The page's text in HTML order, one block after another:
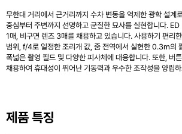
무한대 거리에서 근거리까지 수차 변동을 억제한 광학 설계
중심부터 주변까지 선명하고 균질한 묘사를 실현합니다.
1매, 비구면 렌즈 3매를 채용하고 있습니다. 사용하기 편리
범위, f/4로 일정한 조리개 값, 줌 전역에서 실현한 0.3m의
폭넓은 촬영 필드 및 다양한 피사체에 대응합니다. 또한, 버
채용하여 휴대성이 뛰어난 기동력과 우수한 조작성을 양립
제품 특징